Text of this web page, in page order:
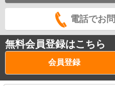
電話でお
無料会員登録はこちら
会員登録